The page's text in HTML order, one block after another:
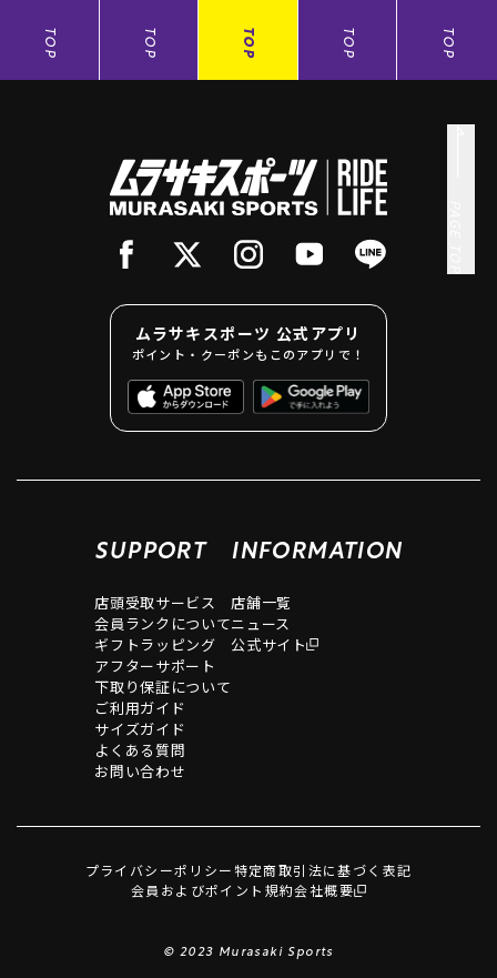
TOP TOP TOP TOP TOP
ムラサキスポーツ 公式アプリ
ポイント・クーポンもこのアプリで！
SUPPORT
店頭受取サービス
会員ランクについて
ギフトラッピング
アフターサポート
下取り保証について
ご利用ガイド
サイズガイド
よくある質問
お問い合わせ
INFORMATION
店舗一覧
ニュース
公式サイト
プライバシーポリシー特定商取引法に基づく表記
会員およびポイント規約会社概要
© 2023 Murasaki Sports